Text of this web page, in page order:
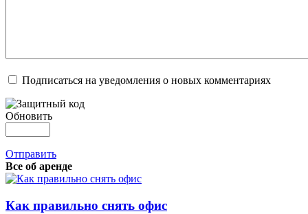
Подписаться на уведомления о новых комментариях
Обновить
Отправить
Все об аренде
Как правильно снять офис